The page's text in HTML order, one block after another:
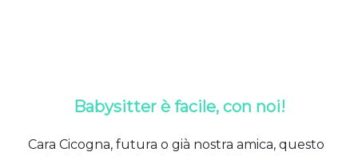
Babysitter è facile, con noi!
Cara Cicogna, futura o già nostra amica, questo